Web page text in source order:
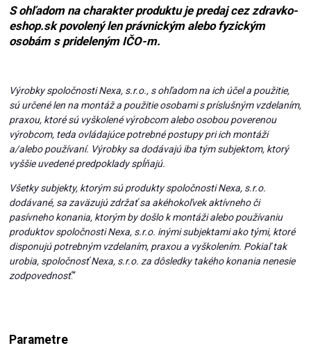
S ohľadom na charakter produktu je predaj cez zdravko-
eshop.sk povolený len právnickým alebo fyzickým
osobám s prideleným IČO-m.
Výrobky spoločnosti Nexa, s.r.o., s ohľadom na ich účel a použitie,
sú určené len na montáž a použitie osobami s príslušným vzdelaním,
praxou, ktoré sú vyškolené výrobcom alebo osobou poverenou
výrobcom, teda ovládajúce potrebné postupy pri ich montáži
a/alebo používaní. Výrobky sa dodávajú iba tým subjektom, ktorý
vyššie uvedené predpoklady spĺňajú.
Všetky subjekty, ktorým sú produkty spoločnosti Nexa, s.r.o.
dodávané, sa zaväzujú zdržať sa akéhokoľvek aktívneho či
pasívneho konania, ktorým by došlo k montáži alebo používaniu
produktov spoločnosti Nexa, s.r.o. inými subjektami ako tými, ktoré
disponujú potrebným vzdelaním, praxou a vyškolením. Pokiaľ tak
urobia, spoločnosť Nexa, s.r.o. za dôsledky takého konania nenesie
zodpovednosť.“
Parametre